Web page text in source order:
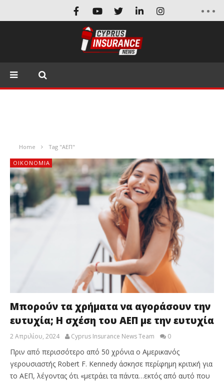
Home Tag "ΑΕΠ"
ΟΙΚΟΝΟΜΙΑ
Μπορούν τα χρήματα να αγοράσουν την
ευτυχία; Η σχέση του ΑΕΠ με την ευτυχία
2 Απριλίου, 2024 Cyprus Insurance News Team 0
Πριν από περισσότερο από 50 χρόνια ο Αμερικανός
γερουσιαστής Robert F. Kennedy άσκησε περίφημη κριτική για
το ΑΕΠ, λέγοντας ότι «μετράει τα πάντα…εκτός από αυτό που